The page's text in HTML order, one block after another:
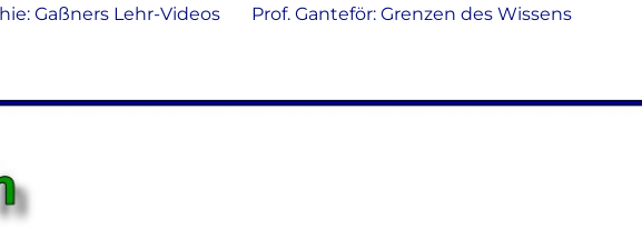
Gaßners Lehr-Videos Prof. Ganteför: Grenzen des Wissens